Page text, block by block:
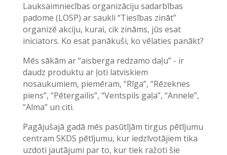
Lauksaimniecības organizāciju sadarbības
padome (LOSP) ar saukli “Tiesības zināt”
organizē akciju, kurai, cik zināms, jūs esat
iniciators. Ko esat panākuši, ko vēlaties panākt?
Mēs sākām ar “aisberga redzamo daļu” - ir
daudz produktu ar ļoti latviskiem
nosaukumiem, piemēram, “Rīga”, “Rēzeknes
piens”, “Pētergailis”, “Ventspils gaļa”, “Annele”,
“Alma” un citi.
Pagājušajā gadā mēs pasūtījām tirgus pētījumu
centram SKDS pētījumu, kur iedzīvotājiem tika
uzdoti jautājumi par to, kur tiek ražoti šie